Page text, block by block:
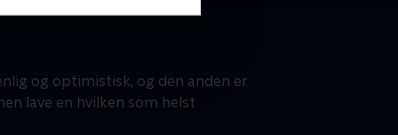
og optimistisk, og den anden er
lave en hvilken som helst